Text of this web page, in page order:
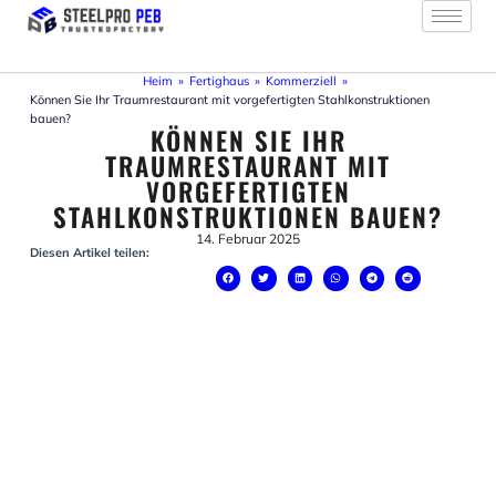
Zum
springen
Heim » Fertighaus » Kommerziell »
Können Sie Ihr Traumrestaurant mit vorgefertigten Stahlkonstruktionen
bauen?
KÖNNEN SIE IHR
TRAUMRESTAURANT MIT
VORGEFERTIGTEN
STAHLKONSTRUKTIONEN BAUEN?
14. Februar 2025
Diesen Artikel teilen: